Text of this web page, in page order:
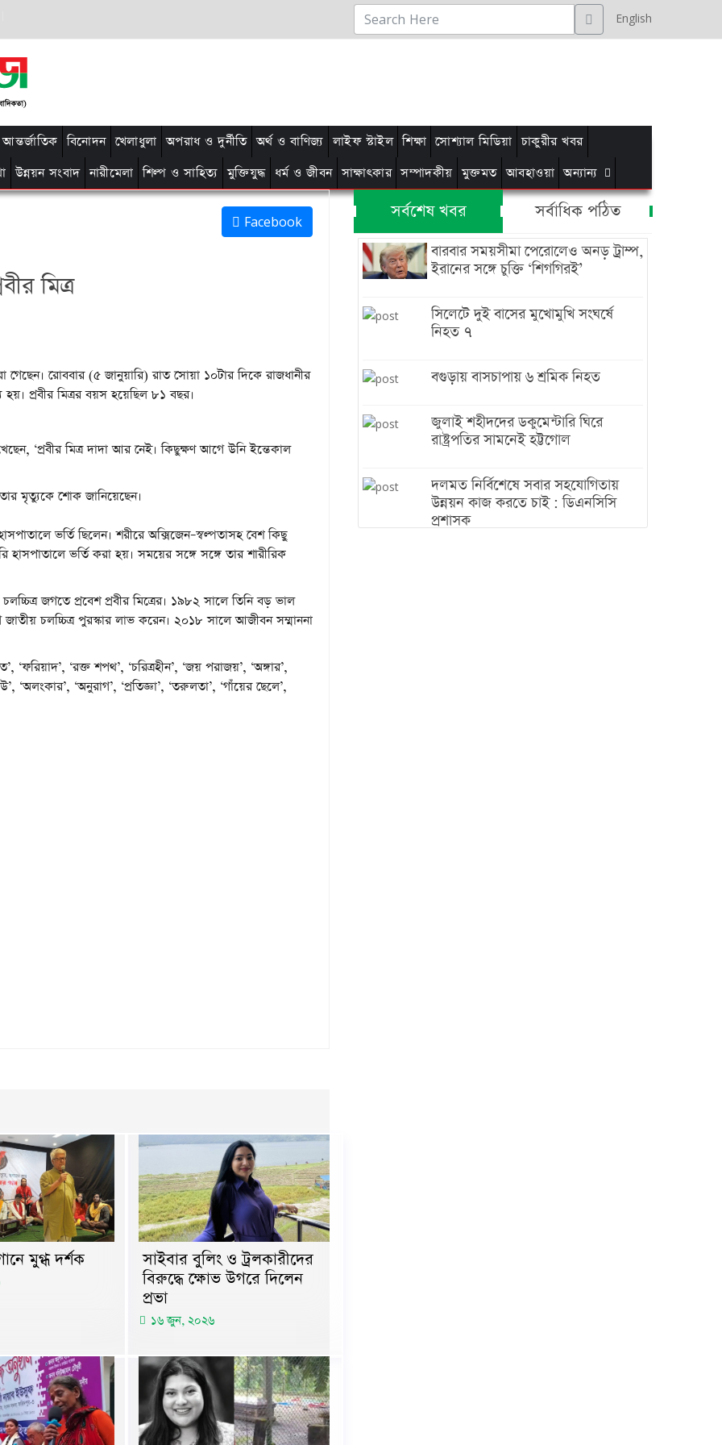
English
আন্তর্জাতিক বিনোদন খেলাধুলা অপরাধ ও দুর্নীতি অর্থ ও বাণিজ্য লাইফ স্টাইল শিক্ষা সোশ্যাল মিডিয়া চাকুরীর খবর
উন্নয়ন সংবাদ নারীমেলা শিল্প ও সাহিত্য মুক্তিযুদ্ধ ধর্ম ও জীবন সাক্ষাৎকার সম্পাদকীয় মুক্তমত আবহাওয়া অন্যান্য
Facebook
মিত্র
গেছেন। রোববার (৫ জানুয়ারি) রাত সোয়া ১০টার দিকে রাজধানীর
প্রবীর মিত্রর বয়স হয়েছিল ৮১ বছর।
‘প্রবীর মিত্র দাদা আর নেই। কিছুক্ষণ আগে উনি ইন্তেকাল
মৃত্যুকে শোক জানিয়েছেন।
ভর্তি ছিলেন। শরীরে অক্সিজেন–স্বল্পতাসহ বেশ কিছু
ভর্তি করা হয়। সময়ের সঙ্গে সঙ্গে তার শারীরিক
জগতে প্রবেশ প্রবীর মিত্রের। ১৯৮২ সালে তিনি বড় ভাল
জাতীয় চলচ্চিত্র পুরস্কার লাভ করেন। ২০১৮ সালে আজীবন সম্মাননা
‘ফরিয়াদ’, ‘রক্ত শপথ’, ‘চরিত্রহীন’, ‘জয় পরাজয়’, ‘অঙ্গার’,
‘অলংকার’, ‘অনুরাগ’, ‘প্রতিজ্ঞা’, ‘তরুলতা’, ‘গাঁয়ের ছেলে’,
মুগ্ধ দর্শক
সাইবার বুলিং ও ট্রলকারীদের
বিরুদ্ধে ক্ষোভ উগরে দিলেন
প্রভা
১৬ জুন, ২০২৬
সর্বশেষ খবর সর্বাধিক পঠিত
বারবার সময়সীমা পেরোলেও অনড় ট্রাম্প,
ইরানের সঙ্গে চুক্তি ‘শিগগিরই’
সিলেটে দুই বাসের মুখোমুখি সংঘর্ষে
নিহত ৭
বগুড়ায় বাসচাপায় ৬ শ্রমিক নিহত
জুলাই শহীদদের ডকুমেন্টারি ঘিরে
রাষ্ট্রপতির সামনেই হট্টগোল
দলমত নির্বিশেষে সবার সহযোগিতায়
উন্নয়ন কাজ করতে চাই : ডিএনসিসি
প্রশাসক